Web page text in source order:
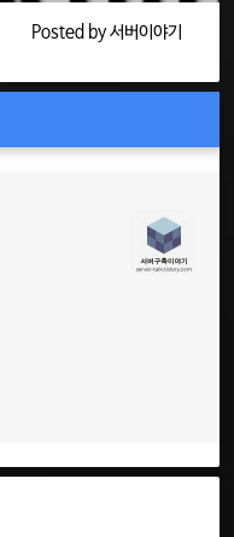
Posted by 서버이야기